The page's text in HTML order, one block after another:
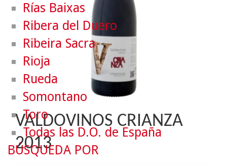
VALDOVINOS CRIANZA
2013
Rías Baixas
Ribera del Duero
Ribeira Sacra
Rioja
Rueda
Somontano
Toro
Todas las D.O. de España
BÚSQUEDA POR